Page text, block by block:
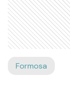
Formosa